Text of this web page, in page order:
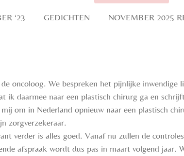
‘23 GEDICHTEN NOVEMBER 2025
oncoloog. We bespreken het pijnlijke inwendige
ik daarmee naar een plastisch chirurg ga en
om in Nederland opnieuw naar een plastisch
zorgverzekeraar.
verder is alles goed. Vanaf nu zullen de
afspraak wordt dus pas in maart volgend jaar.